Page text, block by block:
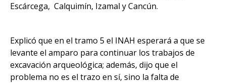
Escárcega, Calquimín, Izamal y Cancún.
Explicó que en el tramo 5 el INAH esperará a que se
levante el amparo para continuar los trabajos de
excavación arqueológica; además, dijo que el
problema no es el trazo en sí, sino la falta de